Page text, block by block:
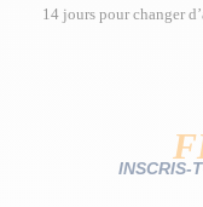
14 jours pour changer
INSCRIS-